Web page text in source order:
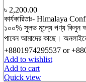
৳ 2,200.00
কার্যকারিতাঃ- Himalaya
১০০% সুলভ মূল্যে পণ্য কিনুন
পাবেন আমাদের কাছে।
+8801974295537 or
Add to wishlist
Add to cart
Quick view